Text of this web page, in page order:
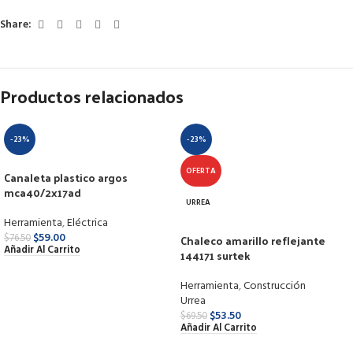
Share:
Productos relacionados
-23%
Canaleta plastico argos
mca40/2x17ad
Herramienta,Eléctrica
$76.50 $59.00
Añadir Al Carrito
-23%
OFERTA
URREA
Chaleco amarillo reflejante
144171 surtek
Herramienta,Construcción
Urrea
$69.50 $53.50
Añadir Al Carrito